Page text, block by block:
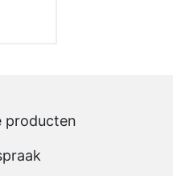
producten